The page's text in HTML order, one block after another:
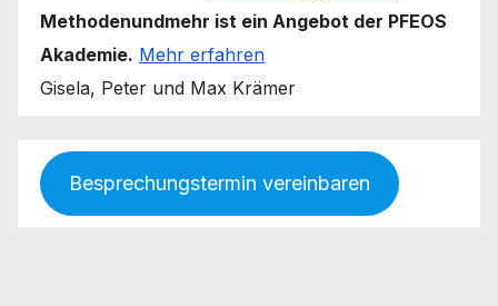
Methodenundmehr ist ein Angebot der PFEOS
Akademie. Mehr erfahren
Gisela, Peter und Max Krämer
Besprechungstermin vereinbaren